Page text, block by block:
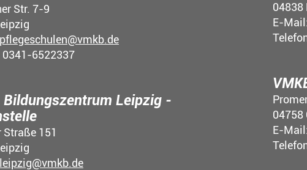
Str. 7-9
pflegeschulen@vmkb.de
0341-6522337
Bildungszentrum Leipzig -
Straße 151
leipzig@vmkb.de
04838
E-Mail:
04758
E-Mail: